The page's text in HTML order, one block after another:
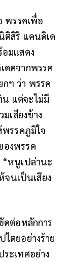
พรรคเพื่อ
สิริ แคนดิเด
มแสดง
ตจากพรรค
ฯ ว่า พรรค
แต่จะไม่มี
เสียงข้าง
พรรคภูมิใจ
องพรรค
หนูเปล่านะ
จนเป็นเสียง
ดต่อหลักการ
ตยอย่างร้าย
ะเทศอย่าง